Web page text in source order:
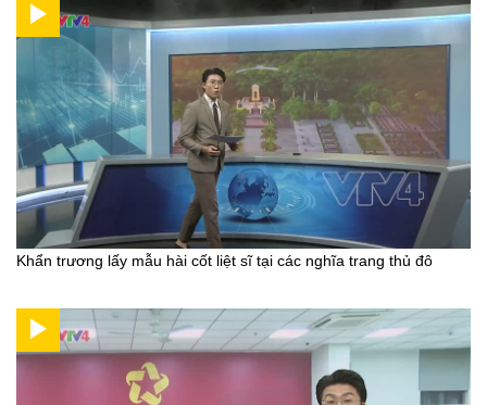
Khẩn trương lấy mẫu hài cốt liệt sĩ tại các nghĩa trang thủ đô